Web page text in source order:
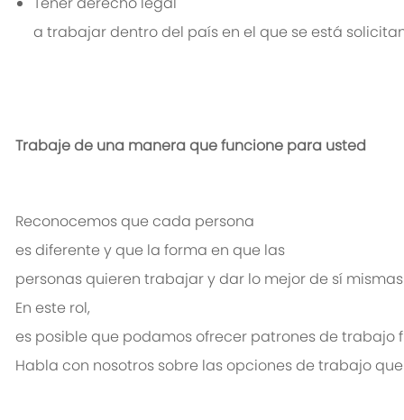
a trabajardentrodel paísen el que seestá
Trabajede una maneraquefuncione para usted
Reconocemosquecada persona
esdiferenteyque la forma en que las
personasquieren trabajarydar lo mejorde sí mismas
En este rol,
es posibleque podamosofrecer patronesdetrabajo
Habla con nosotros sobre lasopcionesdetrabajoque